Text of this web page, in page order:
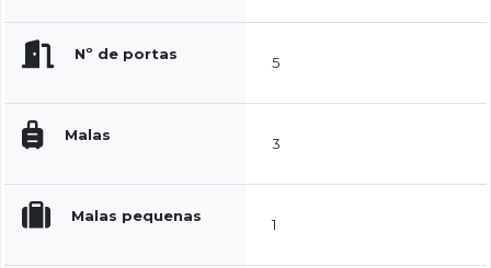
Nº de portas 5
Malas 3
Malas pequenas 1